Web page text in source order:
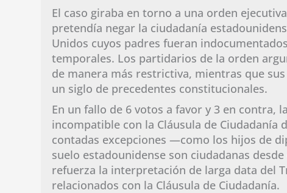
El caso giraba en torno a una orden
pretendía negar la ciudadanía
Unidos cuyos padres fueran
temporales. Los partidarios de la orden
de manera más restrictiva, mientras que
un siglo de precedentes constitucionales.
En un fallo de 6 votos a favor y 3 en contra,
incompatible con la Cláusula de Ciudadanía
contadas excepciones —como los hijos de
suelo estadounidense son ciudadanas
refuerza la interpretación de larga data del
relacionados con la Cláusula de Ciudadanía.